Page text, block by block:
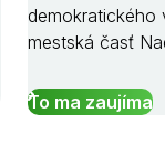
demokratického
mestská časť
To ma zaujíma